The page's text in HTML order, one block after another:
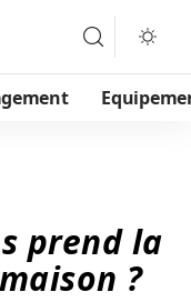
prend la
?